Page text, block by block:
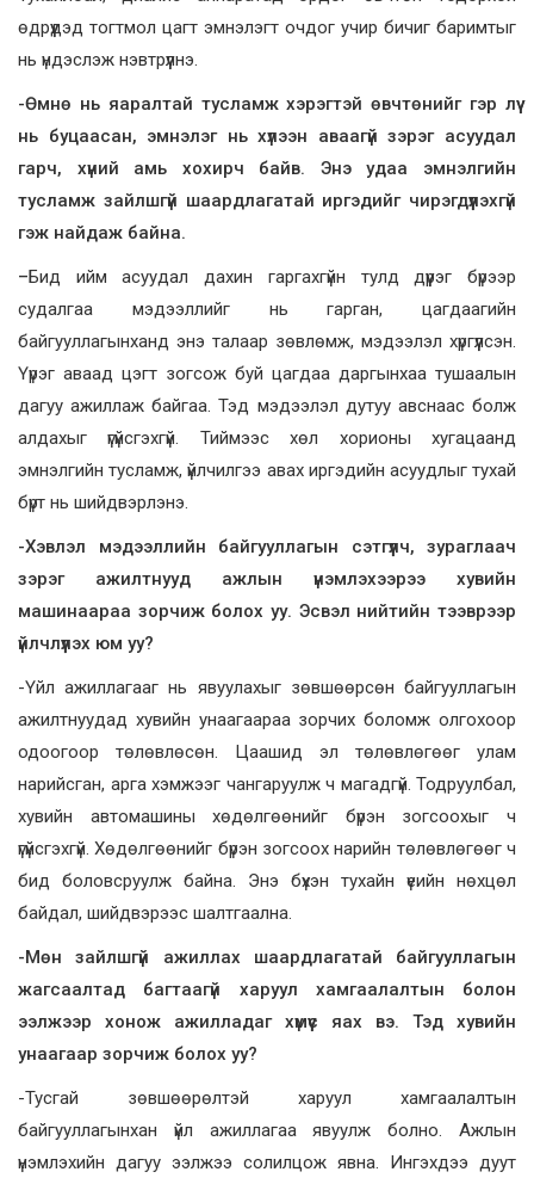
өдрүүдэд тогтмол цагт эмнэлэгт очдог учир бичиг баримтыг
нь үндэслэж нэвтрүүлнэ.
-Өмнө нь яаралтай тусламж хэрэгтэй өвчтөнийг гэр лүү
нь буцаасан, эмнэлэг нь хүлээн аваагүй зэрэг асуудал
гарч, хүний амь хохирч байв. Энэ удаа эмнэлгийн
тусламж зайлшгүй шаардлагатай иргэдийг чирэгдүүлэхгүй
гэж найдаж байна.
–Бид ийм асуудал дахин гаргахгүйн тулд дүүрэг бүрээр
судалгаа мэдээллийг нь гарган, цагдаагийн
байгууллагынханд энэ талаар зөвлөмж, мэдээлэл хүргүүлсэн.
Үүрэг аваад цэгт зогсож буй цагдаа даргынхаа тушаалын
дагуу ажиллаж байгаа. Тэд мэдээлэл дутуу авснаас болж
алдахыг үгүйсгэхгүй. Тиймээс хөл хорионы хугацаанд
эмнэлгийн тусламж, үйлчилгээ авах иргэдийн асуудлыг тухай
бүрт нь шийдвэрлэнэ.
-Хэвлэл мэдээллийн байгууллагын сэтгүүлч, зураглаач
зэрэг ажилтнууд ажлын үнэмлэхээрээ хувийн
машинаараа зорчиж болох уу. Эсвэл нийтийн тээврээр
үйлчлүүлэх юм уу?
-Үйл ажиллагааг нь явуулахыг зөвшөөрсөн байгууллагын
ажилтнуудад хувийн унаагаараа зорчих боломж олгохоор
одоогоор төлөвлөсөн. Цаашид эл төлөвлөгөөг улам
нарийсган, арга хэмжээг чангаруулж ч магадгүй. Тодруулбал,
хувийн автомашины хөдөлгөөнийг бүрэн зогсоохыг ч
үгүйсгэхгүй. Хөдөлгөөнийг бүрэн зогсоох нарийн төлөвлөгөөг ч
бид боловсруулж байна. Энэ бүхэн тухайн үеийн нөхцөл
байдал, шийдвэрээс шалтгаална.
-Мөн зайлшгүй ажиллах шаардлагатай байгууллагын
жагсаалтад багтаагүй харуул хамгаалалтын болон
ээлжээр хонож ажилладаг хүмүүс яах вэ. Тэд хувийн
унаагаар зорчиж болох уу?
-Тусгай зөвшөөрөлтэй харуул хамгаалалтын
байгууллагынхан үйл ажиллагаа явуулж болно. Ажлын
үнэмлэхийн дагуу ээлжээ солилцож явна. Ингэхдээ дуут